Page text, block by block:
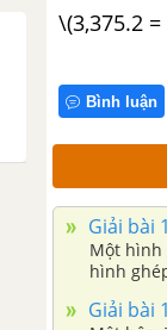
\(3,375.2
Bình luận
Giải bài
Một hình
hình
Giải bài